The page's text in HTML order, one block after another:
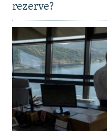
rezerve?